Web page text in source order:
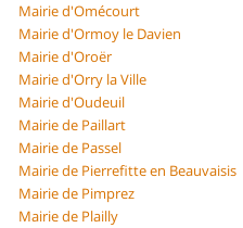
Mairie d'Omécourt
Mairie d'Ormoy le Davien
Mairie d'Oroër
Mairie d'Orry la Ville
Mairie d'Oudeuil
Mairie de Paillart
Mairie de Passel
Mairie de Pierrefitte en Beauvaisis
Mairie de Pimprez
Mairie de Plailly